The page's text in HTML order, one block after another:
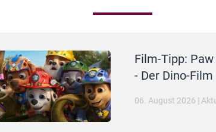
Film-Tipp:
- Der Dino-Film
06. August 2026 |